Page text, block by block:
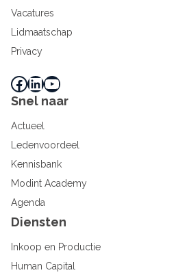
Vacatures
Lidmaatschap
Privacy
Facebook LinkedIn YouTube
Snel naar
Actueel
Ledenvoordeel
Kennisbank
Modint Academy
Agenda
Diensten
Inkoop en Productie
Human Capital